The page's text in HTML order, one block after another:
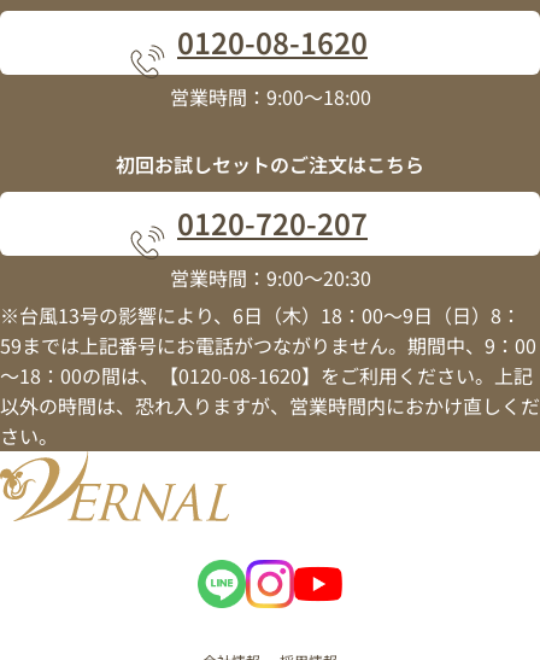
0120-08-1620
営業時間：9:00～18:00
初回お試しセットのご注文はこちら
0120-720-207
営業時間：9:00～20:30
※台風13号の影響により、6日（木）18：00～9日（日）8：
59までは上記番号にお電話がつながりません。期間中、9：00
～18：00の間は、【0120-08-1620】をご利用ください。上記
以外の時間は、恐れ入りますが、営業時間内におかけ直しくだ
さい。